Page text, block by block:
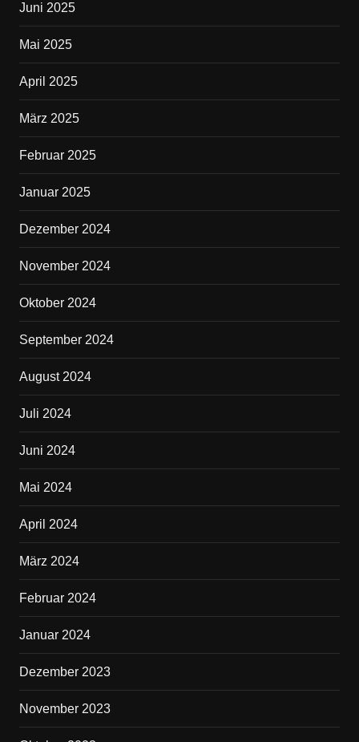
Juni 2025
Mai 2025
April 2025
März 2025
Februar 2025
Januar 2025
Dezember 2024
November 2024
Oktober 2024
September 2024
August 2024
Juli 2024
Juni 2024
Mai 2024
April 2024
März 2024
Februar 2024
Januar 2024
Dezember 2023
November 2023